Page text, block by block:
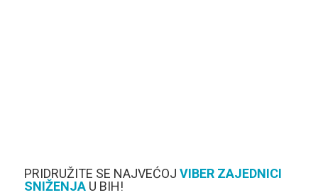
PRIDRUŽITE SE NAJVEĆOJ VIBER ZAJEDNICI
SNIŽENJA U BIH!